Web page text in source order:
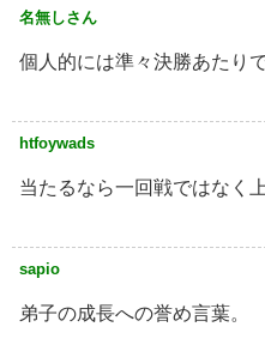
名無しさん
個人的には準々決勝あたり
htfoywads
当たるなら一回戦ではなく
sapio
弟子の成長への誉め言葉。